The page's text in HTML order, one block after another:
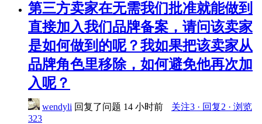
第三方卖家在无需我们批准就能做到
直接加入我们品牌备案，请问该卖家
是如何做到的呢？我如果把该卖家从
品牌角色里移除，如何避免他再次加
入呢？
wendyli 回复了问题 14 小时前
关注3 · 回复2 · 浏览
323